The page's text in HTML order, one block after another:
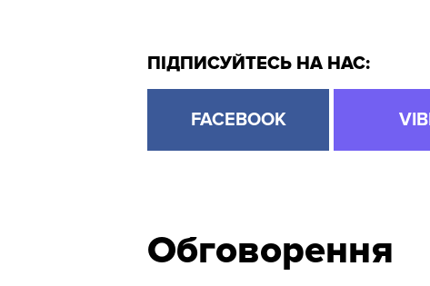
ПІДПИСУЙТЕСЬ НА НАС:
FACEBOOK
Обговорення